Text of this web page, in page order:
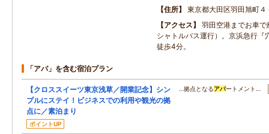
住所
東京都大田区羽田旭町４
アクセス
羽田空港までお車
シャトルバス運行）。京浜急行『
徒歩4分。
「アパ」を含む宿泊プラン
【クロススイーツ東京浅草／開業記念】シン
プルにステイ！ビジネスでの利用や観光の拠
点に／素泊まり
ポイントUP
…拠点となるアパートメント…